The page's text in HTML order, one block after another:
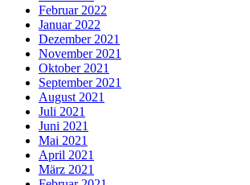
Februar 2022
Januar 2022
Dezember 2021
November 2021
Oktober 2021
September 2021
August 2021
Juli 2021
Juni 2021
Mai 2021
April 2021
März 2021